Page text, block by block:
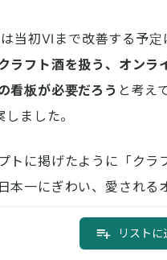
当初VIまで改善する予定
クラフト酒を扱う、オンラ
看板が必要だろう と考え
ました。
トに掲げたように「クラ
本一にぎわい、愛される
めに
リストに